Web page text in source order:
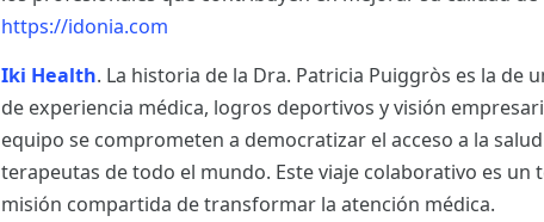
https://idonia.com
Iki Health. La historia de la Dra. Patricia Puiggròs es la de
de experiencia médica, logros deportivos y visión
equipo se comprometen a democratizar el acceso a la
terapeutas de todo el mundo. Este viaje colaborativo es un
misión compartida de transformar la atención médica.